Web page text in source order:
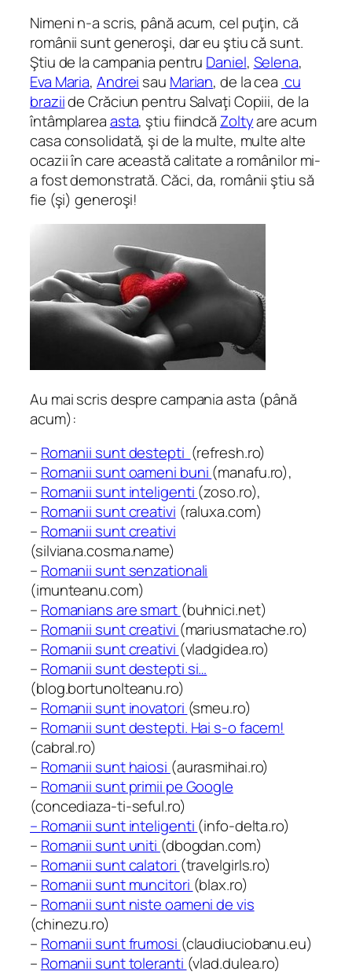
Nimeni n-a scris, până acum, cel puţin, că
românii sunt generoşi, dar eu ştiu că sunt.
Ştiu de la campania pentru Daniel, Selena,
Eva Maria, Andrei sau Marian, de la cea cu
braziide Crăciun pentru Salvaţi Copiii, de la
întâmplareaasta, ştiu fiindcă Zoltyare acum
casa consolidată, şi de la multe, multe alte
ocazii în care această calitate a românilor mi-
a fost demonstrată. Căci, da, românii ştiu să
fie (şi) generoşi!
Au mai scris despre campania asta (până
acum):
– Romanii sunt destepti (refresh.ro)
– Romanii sunt oameni buni (manafu.ro),
– Romanii sunt inteligenti (zoso.ro),
– Romanii sunt creativi (raluxa.com)
– Romanii sunt creativi
(silviana.cosma.name)
– Romanii sunt senzationali
(imunteanu.com)
– Romanians are smart (buhnici.net)
– Romanii sunt creativi (mariusmatache.ro)
– Romanii sunt creativi (vladgidea.ro)
– Romanii sunt destepti si…
(blog.bortunolteanu.ro)
– Romanii sunt inovatori (smeu.ro)
– Romanii sunt destepti. Hai s-o facem!
(cabral.ro)
– Romanii sunt haiosi (aurasmihai.ro)
– Romanii sunt primii pe Google
(concediaza-ti-seful.ro)
– Romanii sunt inteligenti (info-delta.ro)
– Romanii sunt uniti (dbogdan.com)
– Romanii sunt calatori (travelgirls.ro)
– Romanii sunt muncitori (blax.ro)
– Romanii sunt niste oameni de vis
(chinezu.ro)
– Romanii sunt frumosi (claudiuciobanu.eu)
– Romanii sunt toleranti (vlad.dulea.ro)